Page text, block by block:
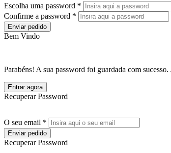
Escolha uma password *
Confirme a password *
Enviar pedido
Bem Vindo
Parabéns! A sua password foi guardada com
Entrar agora
Recuperar Password
O seu email *
Enviar pedido
Recuperar Password